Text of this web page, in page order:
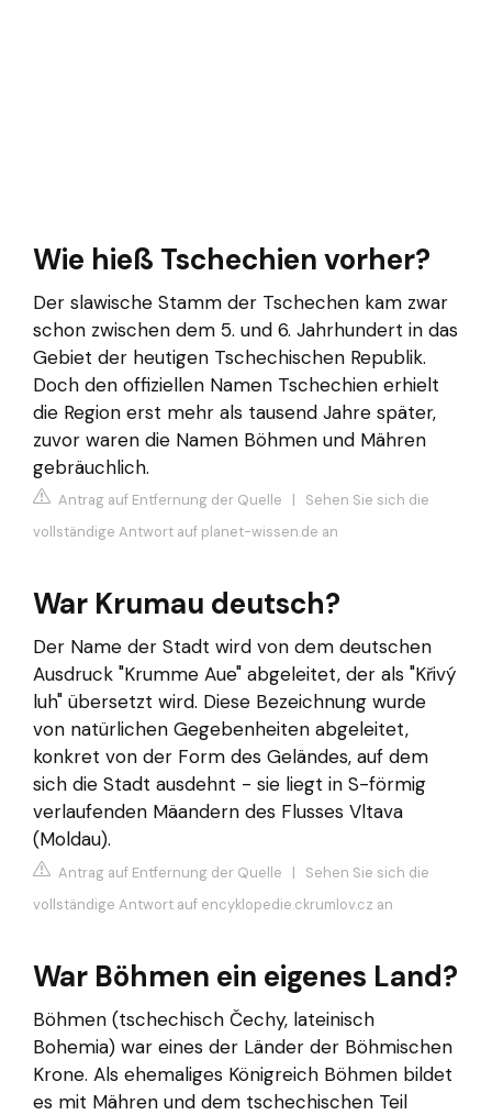
Wie hieß Tschechien vorher?
Der slawische Stamm der Tschechen kam zwar
schon zwischen dem 5. und 6. Jahrhundert in das
Gebiet der heutigen Tschechischen Republik.
Doch den offiziellen Namen Tschechien erhielt
die Region erst mehr als tausend Jahre später,
zuvor waren die Namen Böhmen und Mähren
gebräuchlich.
Antrag auf Entfernung der Quelle | Sehen Sie sich die
vollständige Antwort auf planet-wissen.de an
War Krumau deutsch?
Der Name der Stadt wird von dem deutschen
Ausdruck "Krumme Aue" abgeleitet, der als "Křivý
luh" übersetzt wird. Diese Bezeichnung wurde
von natürlichen Gegebenheiten abgeleitet,
konkret von der Form des Geländes, auf dem
sich die Stadt ausdehnt - sie liegt in S-förmig
verlaufenden Mäandern des Flusses Vltava
(Moldau).
Antrag auf Entfernung der Quelle | Sehen Sie sich die
vollständige Antwort auf encyklopedie.ckrumlov.cz an
War Böhmen ein eigenes Land?
Böhmen (tschechisch Čechy, lateinisch
Bohemia) war eines der Länder der Böhmischen
Krone. Als ehemaliges Königreich Böhmen bildet
es mit Mähren und dem tschechischen Teil